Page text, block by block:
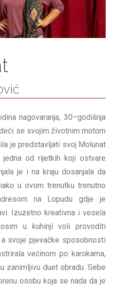
nagovaranja, 30–godišnja
se svojim životnim motom
je predstavljati svoj Molunat
jedna od rijetkih koji ostvare
je i na kraju dosanjala da
u ovom trenutku trenutno
na Lopudu gdje je
Izuzetno kreativna i vesela
osim u kuhinji voli provoditi
svoje pjevačke sposobnosti
većinom po karokama,
zanimljivu duet obradu. Sebe
osobu koja se nada da je